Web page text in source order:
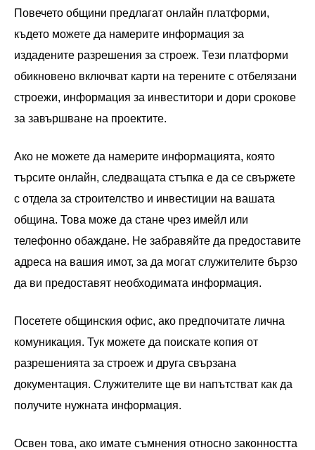
Повечето общини предлагат онлайн платформи,
където можете да намерите информация за
издадените разрешения за строеж. Тези платформи
обикновено включват карти на терените с отбелязани
строежи, информация за инвеститори и дори срокове
за завършване на проектите.
Ако не можете да намерите информацията, която
търсите онлайн, следващата стъпка е да се свържете
с отдела за строителство и инвестиции на вашата
община. Това може да стане чрез имейл или
телефонно обаждане. Не забравяйте да предоставите
адреса на вашия имот, за да могат служителите бързо
да ви предоставят необходимата информация.
Посетете общинския офис, ако предпочитате лична
комуникация. Тук можете да поискате копия от
разрешенията за строеж и друга свързана
документация. Служителите ще ви напътстват как да
получите нужната информация.
Освен това, ако имате съмнения относно законността